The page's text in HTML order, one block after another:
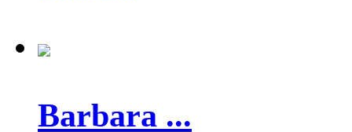
Barbara ...